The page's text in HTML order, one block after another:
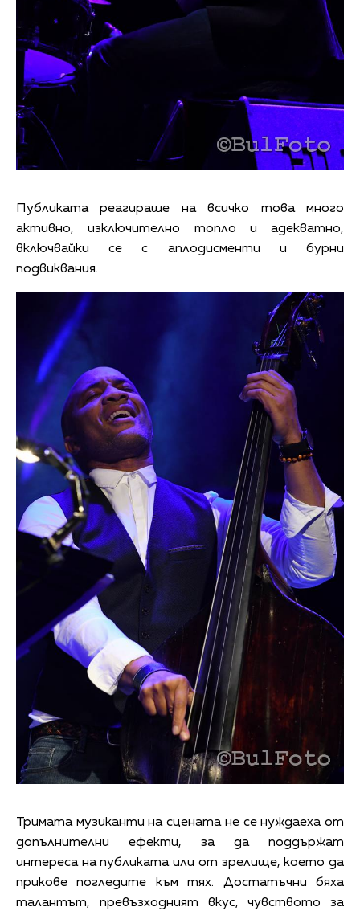
Публиката реагираше на всичко това много
активно, изключително топло и адекватно,
включвайки се с аплодисменти и бурни
подвиквания.
Тримата музиканти на сцената не се нуждаеха от
допълнителни ефекти, за да поддържат
интереса на публиката или от зрелище, което да
прикове погледите към тях. Достатъчни бяха
талантът, превъзходният вкус, чувството за